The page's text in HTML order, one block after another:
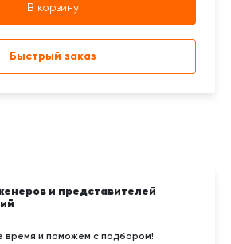
и представителей
время и поможем с подбором!
В корзину
Быстрый заказ